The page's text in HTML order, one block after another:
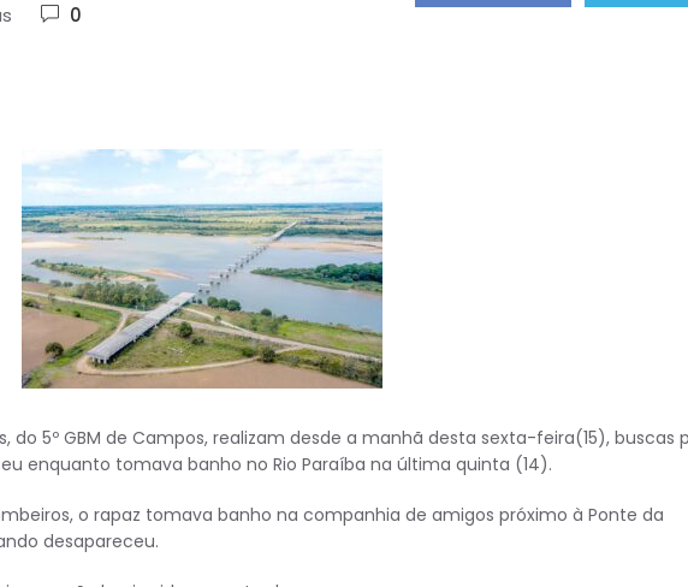
0
do 5º GBM de Campos, realizam desde a manhã desta sexta-feira(15), buscas
enquanto tomava banho no Rio Paraíba na última quinta (14).
o rapaz tomava banho na companhia de amigos próximo à Ponte da
desapareceu.